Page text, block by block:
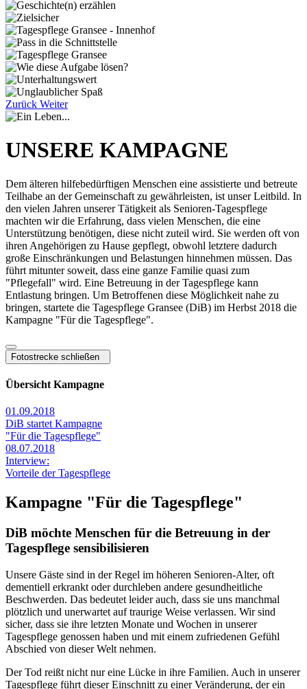
Zurück Weiter
UNSERE KAMPAGNE
Dem älteren hilfebedürftigen Menschen eine assistierte und betreute
Teilhabe an der Gemeinschaft zu gewährleisten, ist unser Leitbild. In
den vielen Jahren unserer Tätigkeit als Senioren-Tagespflege
machten wir die Erfahrung, dass vielen Menschen, die eine
Unterstützung benötigen, diese nicht zuteil wird. Sie werden oft von
ihren Angehörigen zu Hause gepflegt, obwohl letztere dadurch
große Einschränkungen und Belastungen hinnehmen müssen. Das
führt mitunter soweit, dass eine ganze Familie quasi zum
"Pflegefall" wird. Eine Betreuung in der Tagespflege kann
Entlastung bringen. Um Betroffenen diese Möglichkeit nahe zu
bringen, startete die Tagespflege Gransee (DiB) im Herbst 2018 die
Kampagne "Für die Tagespflege".
Fotostrecke schließen
Übersicht Kampagne
01.09.2018
DiB startet Kampagne
"Für die Tagespflege"
08.07.2018
Interview:
Vorteile der Tagespflege
Kampagne "Für die Tagespflege"
DiB möchte Menschen für die Betreuung in der
Tagespflege sensibilisieren
Unsere Gäste sind in der Regel im höheren Senioren-Alter, oft
dementiell erkrankt oder durchleben andere gesundheitliche
Beschwerden. Das bedeutet leider auch, dass sie uns manchmal
plötzlich und unerwartet auf traurige Weise verlassen. Wir sind
sicher, dass sie ihre letzten Monate und Wochen in unserer
Tagespflege genossen haben und mit einem zufriedenen Gefühl
Abschied von dieser Welt nehmen.
Der Tod reißt nicht nur eine Lücke in ihre Familien. Auch in unserer
Tagespflege führt dieser Einschnitt zu einer Veränderung, der ein